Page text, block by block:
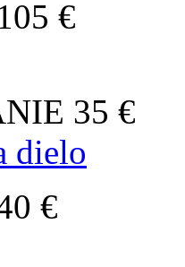
€
35 €
dielo
€